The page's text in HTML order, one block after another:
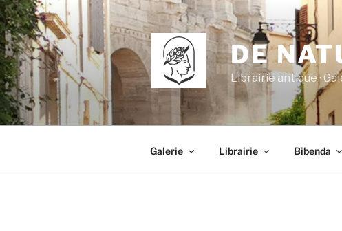
Aller
au
contenu
principal
DE
Librairie antique ·
Galerie Librairie Bibenda